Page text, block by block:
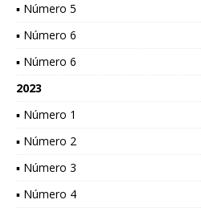
▪ Número 5
▪ Número 6
▪ Número 6
2023
▪ Número 1
▪ Número 2
▪ Número 3
▪ Número 4